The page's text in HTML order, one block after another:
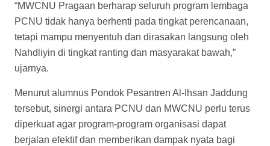
“MWCNU Pragaan berharap seluruh program lembaga
PCNU tidak hanya berhenti pada tingkat perencanaan,
tetapi mampu menyentuh dan dirasakan langsung oleh
Nahdliyin di tingkat ranting dan masyarakat bawah,”
ujarnya.
Menurut alumnus Pondok Pesantren Al-Ihsan Jaddung
tersebut, sinergi antara PCNU dan MWCNU perlu terus
diperkuat agar program-program organisasi dapat
berjalan efektif dan memberikan dampak nyata bagi